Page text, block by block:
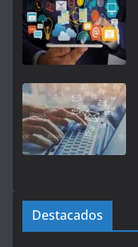
Destacados